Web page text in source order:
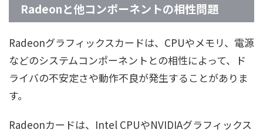
Radeonと他コンポーネントの相性問題
Radeonグラフィックスカードは、CPUやメモリ、電源
などのシステムコンポーネントとの相性によって、ド
ライバの不安定さや動作不良が発生することがありま
す。
Radeonカードは、Intel CPUやNVIDIAグラフィックス